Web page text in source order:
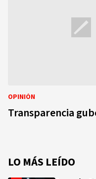
OPINIÓN
Transparencia
LO MÁS LEÍDO